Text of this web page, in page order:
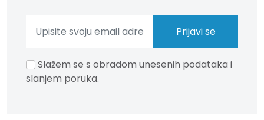
Slažem se s obradom unesenih podataka i
slanjem poruka.